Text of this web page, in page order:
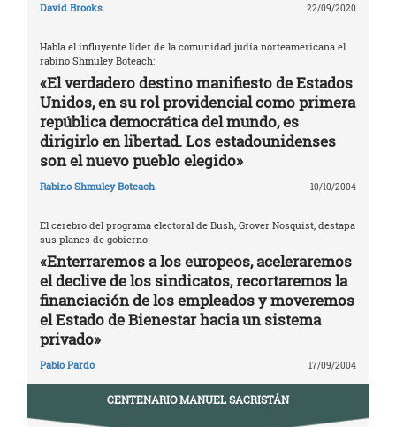
David Brooks 22/09/2020
Habla el influyente líder de la comunidad judía norteamericana el
rabino Shmuley Boteach:
«El verdadero destino manifiesto de Estados
Unidos, en su rol providencial como primera
república democrática del mundo, es
dirigirlo en libertad. Los estadounidenses
son el nuevo pueblo elegido»
Rabino Shmuley Boteach 10/10/2004
El cerebro del programa electoral de Bush, Grover Nosquist, destapa
sus planes de gobierno:
«Enterraremos a los europeos, aceleraremos
el declive de los sindicatos, recortaremos la
financiación de los empleados y moveremos
el Estado de Bienestar hacia un sistema
privado»
Pablo Pardo 17/09/2004
CENTENARIO MANUEL SACRISTÁN